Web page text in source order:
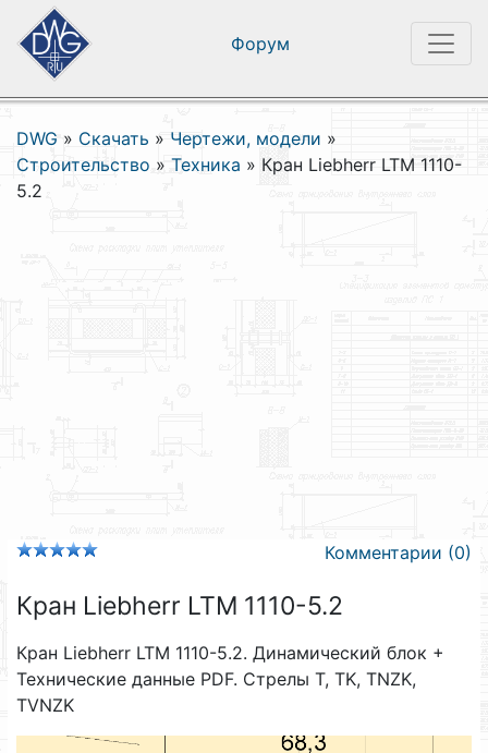
Форум
DWG » Скачать » Чертежи, модели »
Строительство » Техника » Кран Liebherr LTM 1110-
5.2
Комментарии (0)
Кран Liebherr LTM 1110-5.2
Кран Liebherr LTM 1110-5.2. Динамический блок +
Технические данные PDF. Стрелы T, TK, TNZK,
TVNZK